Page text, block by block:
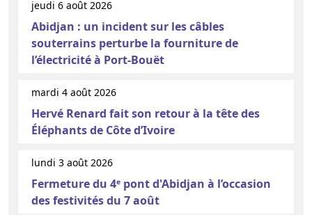
jeudi 6 août 2026
Abidjan : un incident sur les câbles
souterrains perturbe la fourniture de
l’électricité à Port-Bouët
mardi 4 août 2026
Hervé Renard fait son retour à la tête des
Éléphants de Côte d’Ivoire
lundi 3 août 2026
Fermeture du 4ᵉ pont d'Abidjan à l’occasion
des festivités du 7 août